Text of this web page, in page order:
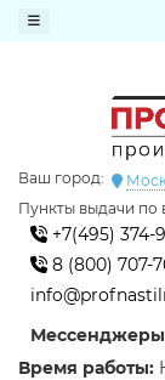
Ваш город:
Пункты выдачи по
+7(495) 374-
8 (800) 707-
Время работы: